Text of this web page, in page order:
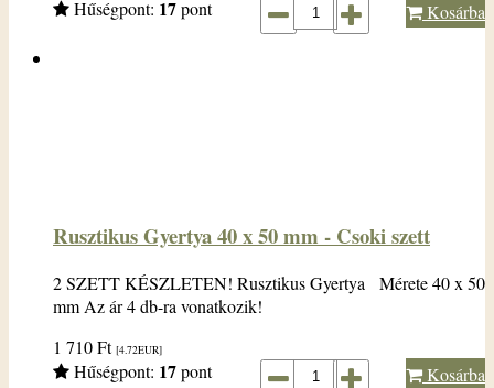
Hűségpont: 17pont Kosárba
Rusztikus Gyertya 40 x 50 mm - Csoki szett
2 SZETT KÉSZLETEN! Rusztikus Gyertya Mérete 40 x 50
mm Az ár 4 db-ra vonatkozik!
1 710Ft [4.72EUR]
Hűségpont: 17pont Kosárba